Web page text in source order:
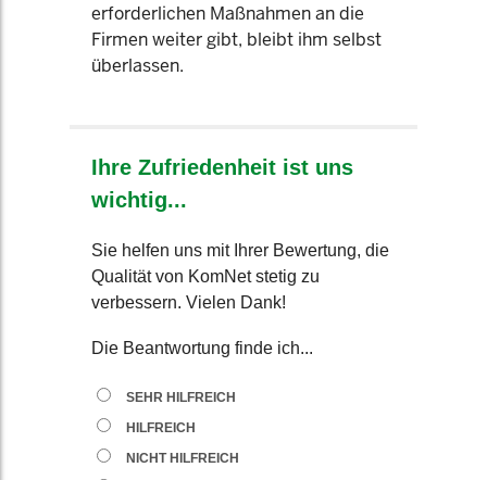
erforderlichen Maßnahmen an die
Firmen weiter gibt, bleibt ihm selbst
überlassen.